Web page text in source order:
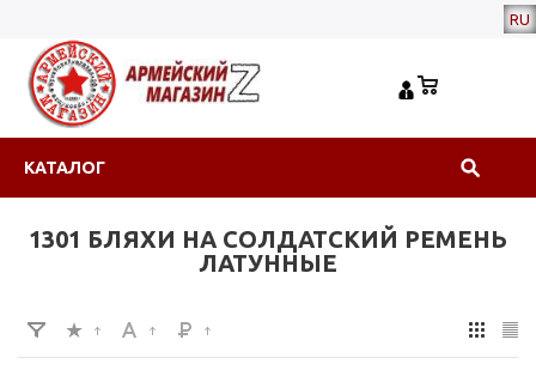
RU
КАТАЛОГ
1301 БЛЯХИ НА СОЛДАТСКИЙ РЕМЕНЬ
ЛАТУННЫЕ